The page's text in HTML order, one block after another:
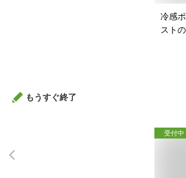
冷感
スト
もうすぐ終了
受付中